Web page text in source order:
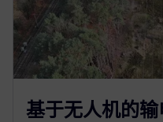
基于无人机的